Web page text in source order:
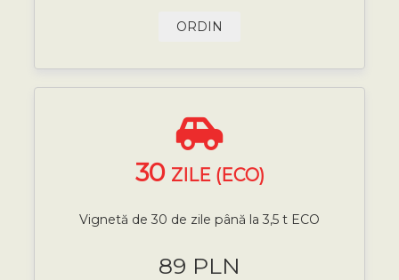
ORDIN
30 ZILE (ECO)
Vignetă de 30 de zile până la 3,5 t ECO
89 PLN